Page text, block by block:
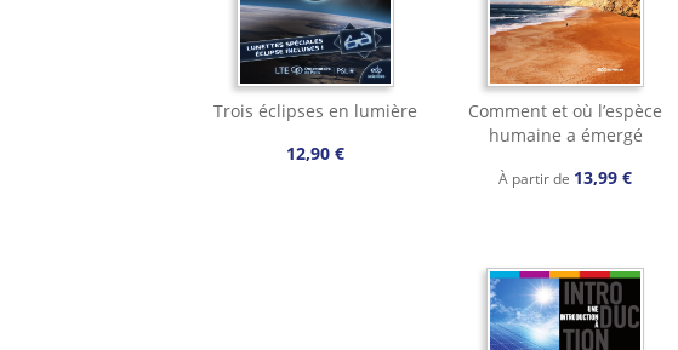
Trois éclipses en lumière
12,90 €
Comment et où l’espèce
humaine a émergé
À partir de 13,99 €